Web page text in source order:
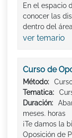
En el espacio
conocer las
dentro del
ver temario
Curso de
Método:
Tematica:
Duración:
meses. horas
¡Te damos la
Oposición de